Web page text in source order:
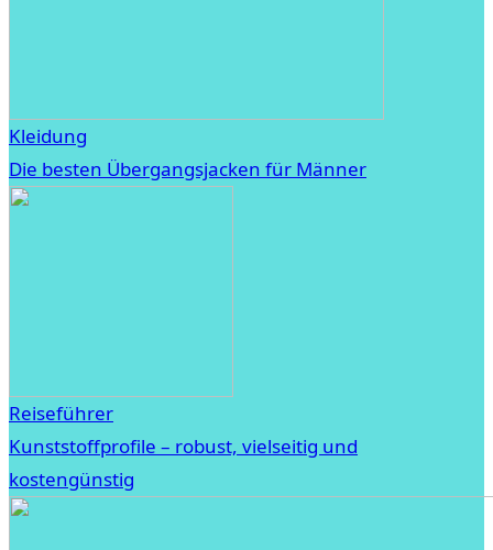
Kleidung
Die besten Übergangsjacken für Männer
Reiseführer
Kunststoffprofile – robust, vielseitig und
kostengünstig